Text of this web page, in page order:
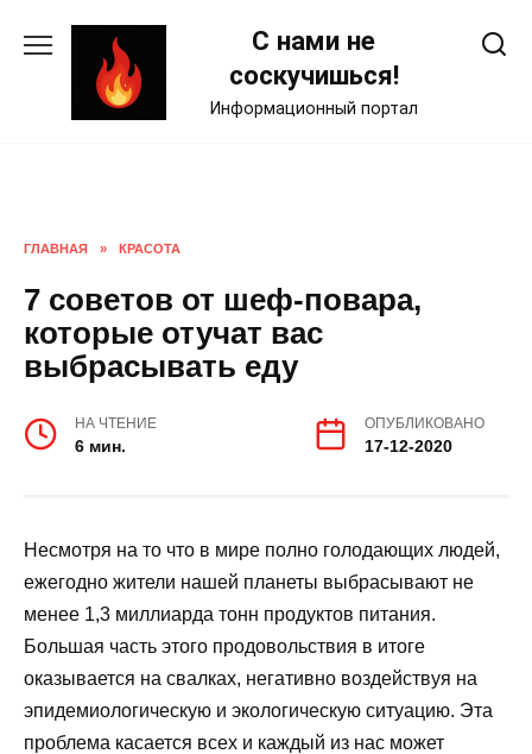
С нами не
соскучишься!
Информационный портал
ГЛАВНАЯ » КРАСОТА
7 советов от шеф-повара,
которые отучат вас
выбрасывать еду
НА ЧТЕНИЕ
6 мин.
ОПУБЛИКОВАНО
17-12-2020
Несмотря на то что в мире полно голодающих людей,
ежегодно жители нашей планеты выбрасывают не
менее 1,3 миллиарда тонн продуктов питания.
Большая часть этого продовольствия в итоге
оказывается на свалках, негативно воздействуя на
эпидемиологическую и экологическую ситуацию. Эта
проблема касается всех и каждый из нас может